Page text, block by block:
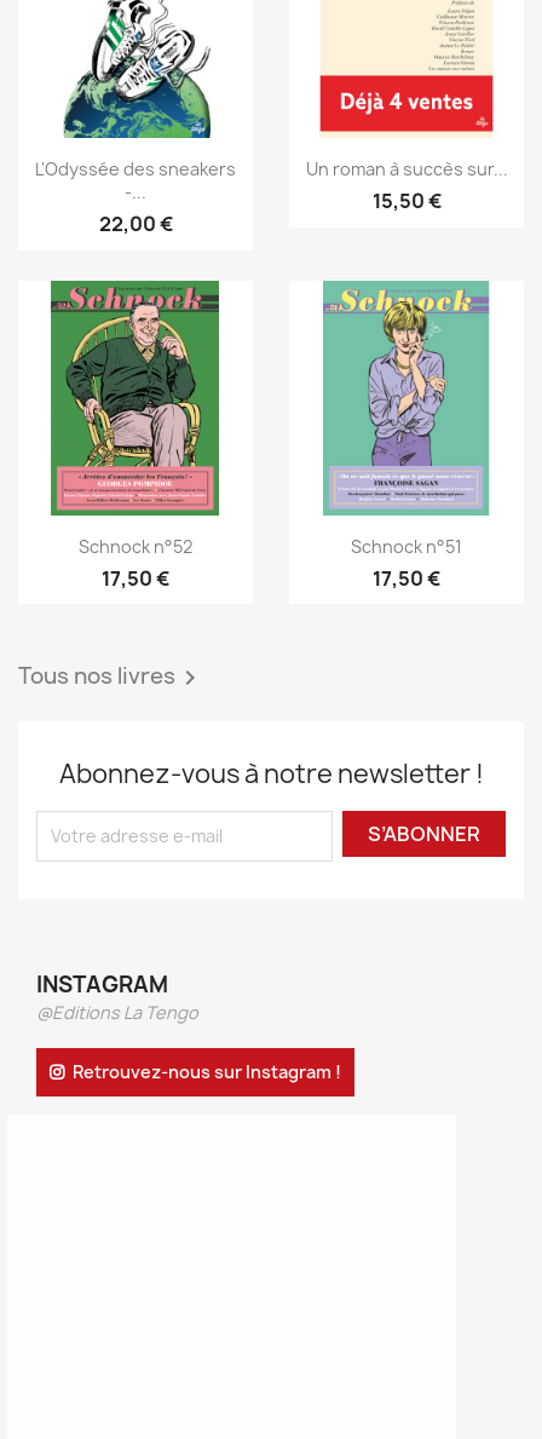
L'Odyssée des sneakers
-...
22,00 €
Un roman à succès sur...
15,50 €
Schnock n°52
17,50 €
Schnock n°51
17,50 €
Tous nos livres 
Abonnez-vous à notre newsletter !
S’ABONNER
INSTAGRAM
@Editions La Tengo
Retrouvez-nous sur Instagram !